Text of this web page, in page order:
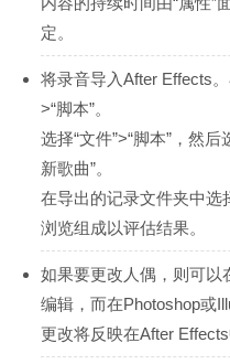
定。
将录音导入After Effects
>“脚本”。
选择“文件”>“脚本”，然
新歌曲”。
在导出的记录文件夹中选
浏览组成以评估结果。
如果要更改人偶，则可以
编辑，而在Photoshop或
更改将反映在After Effects